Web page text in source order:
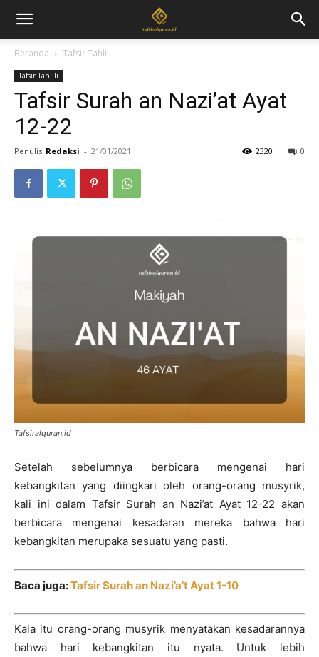
Beranda Tafsir Tahlili
Tafsir Tahlili
Tafsir Surah an Nazi’at Ayat
12-22
Penulis Redaksi - 21/01/2021 0
2320
Tafsiralquran.id
Setelah sebelumnya berbicara mengenai hari
kebangkitan yang diingkari oleh orang-orang musyrik,
kali ini dalam Tafsir Surah an Nazi’at Ayat 12-22 akan
berbicara mengenai kesadaran mereka bahwa hari
kebangkitan merupaka sesuatu yang pasti.
Baca juga:Tafsir Surah an Nazi’a’t Ayat 1-10
Kala itu orang-orang musyrik menyatakan kesadarannya
bahwa hari kebangkitan itu nyata. Untuk lebih